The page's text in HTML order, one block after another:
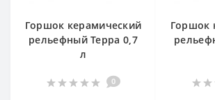
Горшок керамический
рельефный Терра 0,7
л
0
Горшок